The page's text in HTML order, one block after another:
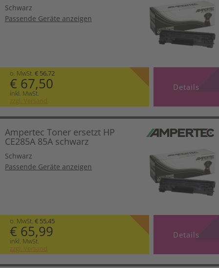
Schwarz
Passende Geräte anzeigen
o. MwSt. € 56,72
€ 67,50
inkl. MwSt.
zzgl. Versand
Details
Ampertec Toner ersetzt HP
CE285A 85A schwarz
Schwarz
Passende Geräte anzeigen
o. MwSt. € 55,45
€ 65,99
inkl. MwSt.
zzgl. Versand
Details